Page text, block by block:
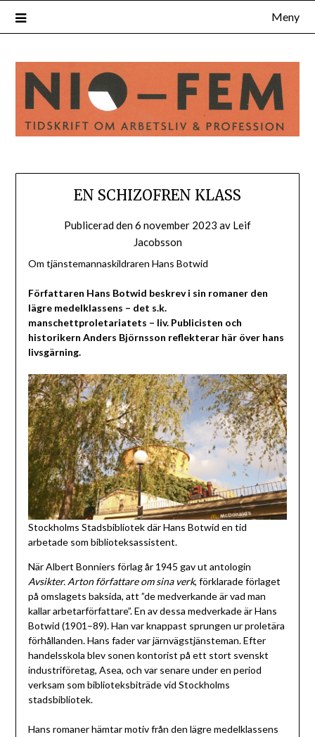
Meny
EN SCHIZOFREN KLASS
Publicerad den6 november 2023 av Leif
Jacobsson
Om tjänstemannaskildraren Hans Botwid
Författaren Hans Botwid beskrev i sin romaner den
lägre medelklassens – det s.k.
manschettproletariatets – liv. Publicisten och
historikern Anders Björnsson reflekterar här över hans
livsgärning.
Stockholms Stadsbibliotek där Hans Botwid en tid
arbetade som biblioteksassistent.
När Albert Bonniers förlag år 1945 gav ut antologin
Avsikter. Arton författare om sina verk, förklarade förlaget
på omslagets baksida, att ”de medverkande är vad man
kallar arbetarförfattare”. En av dessa medverkade är Hans
Botwid (1901–89). Han var knappast sprungen ur proletära
förhållanden. Hans fader var järnvägstjänsteman. Efter
handelsskola blev sonen kontorist på ett stort svenskt
industriföretag, Asea, och var senare under en period
verksam som biblioteksbiträde vid Stockholms
stadsbibliotek.
Hans romaner hämtar motiv från den lägre medelklassens